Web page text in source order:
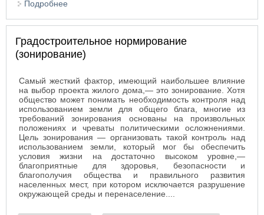
Подробнее
Градостроительное нормирование
(зонирование)
Самый жесткий фактор, имеющий наибольшее влияние
на выбор проекта жилого дома,— это зонирование. Хотя
общество может понимать необходимость контроля над
использованием земли для общего блага, многие из
требований зонирования основаны на произвольных
положениях и чреваты политическими осложнениями.
Цель зонирования — организовать такой контроль над
использованием земли, который мог бы обеспечить
условия жизни на достаточно высоком уровне,—
благоприятные для здоровья, безопасности и
благополучия общества и правильного развития
населенных мест, при котором исключается разрушение
окружающей среды и перенаселение....